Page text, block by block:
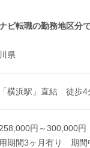
ビ転職の勤務地区分
県
横浜駅」直結 徒歩4
円～300,000円
期間3ヶ月有り 期間